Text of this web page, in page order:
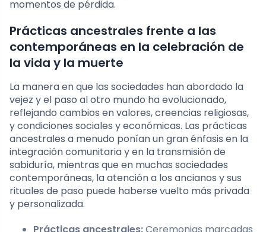
momentos de pérdida.
Prácticas ancestrales frente a las
contemporáneas en la celebración de
la vida y la muerte
La manera en que las sociedades han abordado la
vejez y el paso al otro mundo ha evolucionado,
reflejando cambios en valores, creencias religiosas,
y condiciones sociales y económicas. Las prácticas
ancestrales a menudo ponían un gran énfasis en la
integración comunitaria y en la transmisión de
sabiduría, mientras que en muchas sociedades
contemporáneas, la atención a los ancianos y sus
rituales de paso puede haberse vuelto más privada
y personalizada.
Prácticas ancestrales:Ceremonias marcadas